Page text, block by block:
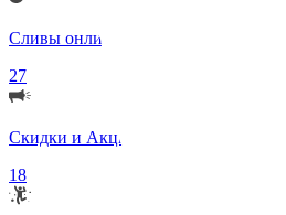
Сливы онлифанс моделей 18+
27
Скидки и Акции
18